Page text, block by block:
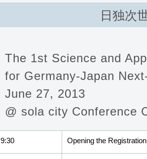
日独次
The 1st Science and
for Germany-Japan
June 27, 2013
@ sola city Conference
9:30 Opening the